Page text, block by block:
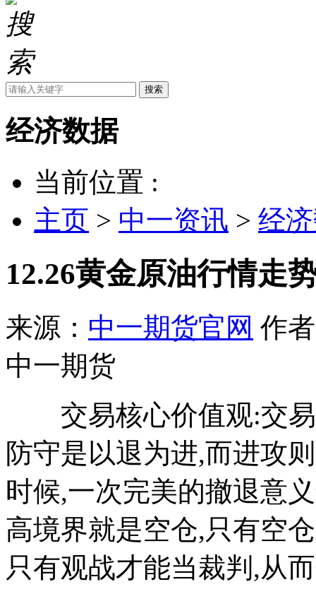
搜索
经济数据
当前位置 :
主页 > 中一资讯 > 经
12.26黄金原油行情走
来源： 中一期货官网 作
中一期货
交易核心价值观:交易
防守是以退为进,而进攻
时候,一次完美的撤退意
高境界就是空仓,只有空
只有观战才能当裁判,从